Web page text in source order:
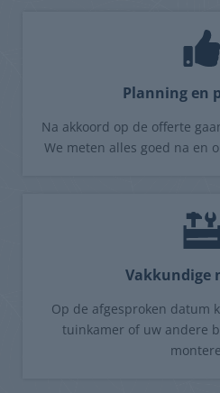
Planning en
Na akkoord op de offerte
We meten alles goed na en
Vakkundige
Op de afgesproken datum
tuinkamer of uw andere